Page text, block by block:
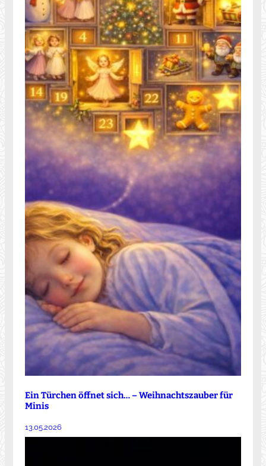
Ein Türchen öffnet sich… – Weihnachtszauber für
Minis
13.05.2026